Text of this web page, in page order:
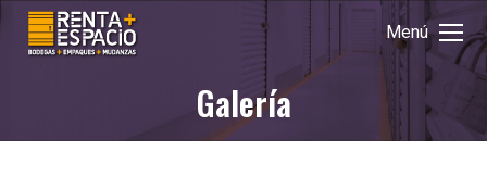
Menú
Galería
Estás aquí: